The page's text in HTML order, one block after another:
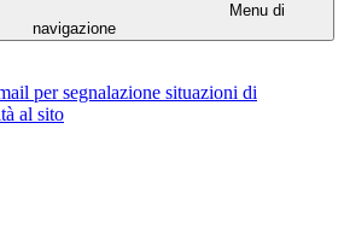
Menu di
navigazione
per segnalazione situazioni di
al sito